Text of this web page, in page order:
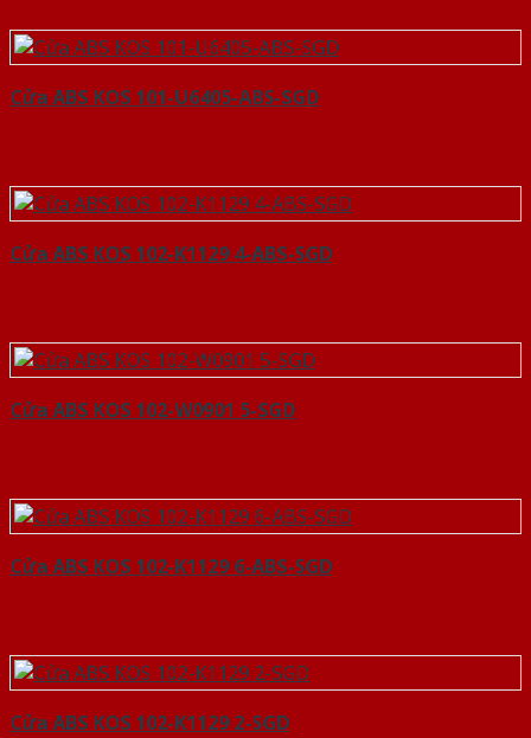
Cửa ABS KOS 101-U6405-ABS-SGD
Cửa ABS KOS 102-K1129 4-ABS-SGD
Cửa ABS KOS 102-W0901 5-SGD
Cửa ABS KOS 102-K1129 6-ABS-SGD
Cửa ABS KOS 102-K1129 2-SGD